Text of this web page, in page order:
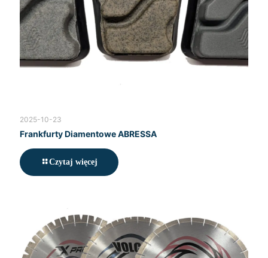
2025-10-23
Frankfurty Diamentowe ABRESSA
Czytaj więcej